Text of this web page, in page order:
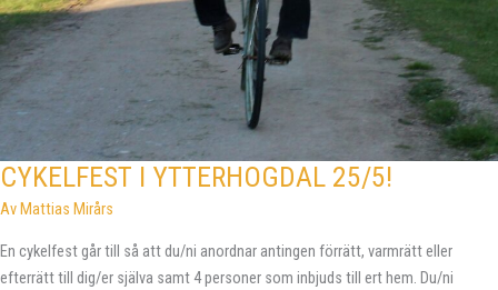
CYKELFEST I YTTERHOGDAL 25/5!
AvMattias Mirårs
En cykelfest går till så att du/ni anordnar antingen förrätt, varmrätt eller
efterrätt till dig/er själva samt 4 personer som inbjuds till ert hem. Du/ni